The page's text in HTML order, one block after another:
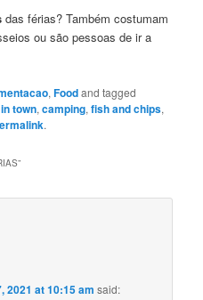
das férias? Também costumam
ou são pessoas de ir a
,Foodand tagged
town,camping,fish and chips,
.
”
2021 at 10:15 am said: